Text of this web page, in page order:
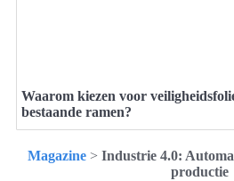
Waarom kiezen voor
bestaande ramen?
Magazine> Industrie 4.0:
productie